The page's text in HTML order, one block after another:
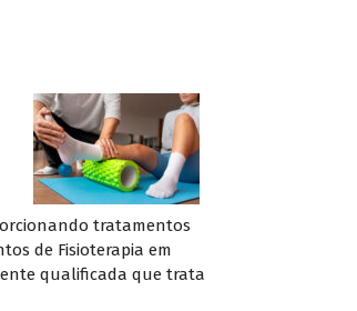
tratamentos
de Fisioterapia em
qualificada que trata